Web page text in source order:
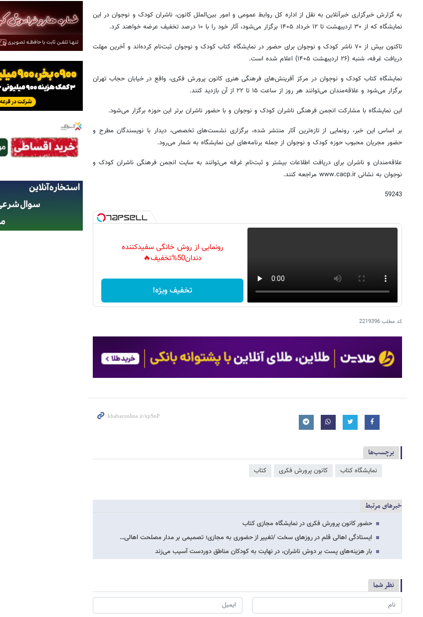
به گزارش خبرگزاری خبرآنلاین به نقل از اداره کل روابط عمومی و امور بین‌الملل کانون، ناشران کودک و نوجوان در این
نمایشگاه که از ۳۰ اردیبهشت تا ۱۲ خرداد ۱۴۰۵ برگزار می‌شود، آثار خود را با ۱۰ درصد تخفیف عرضه خواهند کرد.
تاکنون بیش از ۷۰ ناشر کودک و نوجوان برای حضور در نمایشگاه کتاب کودک و نوجوان ثبت‌نام کرده‌اند و آخرین مهلت
دریافت غرفه، شنبه (۲۶ اردیبهشت ۱۴۰۵) اعلام شده است.
نمایشگاه کتاب کودک و نوجوان در مرکز آفرینش‌های فرهنگی هنری کانون پرورش فکری، واقع در خیابان حجاب تهران
برگزار می‌شود و علاقه‌مندان می‌توانند هر روز از ساعت ۱۵ تا ۲۲ از آن بازدید کنند.
این نمایشگاه با مشارکت انجمن فرهنگی ناشران کودک و نوجوان و با حضور ناشران برتر این حوزه برگزار می‌شود.
بر اساس این خبر، رونمایی از تازه‌ترین آثار منتشر شده، برگزاری نشست‌های تخصصی، دیدار با نویسندگان مطرح و
حضور مجریان محبوب حوزه کودک و نوجوان از جمله برنامه‌های این نمایشگاه به شمار می‌رود.
علاقه‌مندان و ناشران برای دریافت اطلاعات بیشتر و ثبت‌نام غرفه می‌توانند به سایت انجمن فرهنگی ناشران کودک و
نوجوان به نشانی www.cacp.ir مراجعه کنند.
59243
رونمایی از روش خانگی سفیدکننده
دندان50%تخفیف🔥
تخفیف ویژه!
کد مطلب2219396
برچسب‌ها
نمایشگاه کتاب کانون پرورش فکری کتاب
خبرهای مرتبط
حضور کانون پرورش فکری در نمایشگاه مجازی کتاب
ایستادگی اهالی قلم در روزهای سخت /تغییر از حضوری به مجازی؛ تصمیمی بر مدار مصلحت اهالی…
بار هزینه‌های پست بر دوش ناشران، در نهایت به کودکان مناطق دوردست آسیب می‌زند
نظر شما